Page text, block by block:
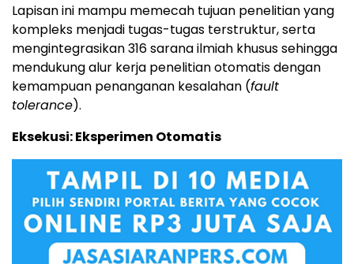
Lapisan ini mampu memecah tujuan penelitian yang
kompleks menjadi tugas-tugas terstruktur, serta
mengintegrasikan 316 sarana ilmiah khusus sehingga
mendukung alur kerja penelitian otomatis dengan
kemampuan penanganan kesalahan (fault
tolerance).
Eksekusi: Eksperimen Otomatis